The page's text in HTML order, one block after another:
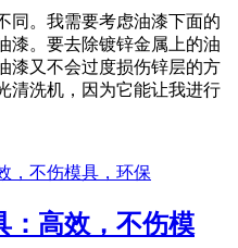
同。我需要考虑油漆下面的
漆。要去除镀锌金属上的油
漆又不会过度损伤锌层的方
清洗机，因为它能让我进行
：高效，不伤模